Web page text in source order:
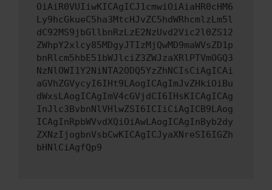
OiAiR0VUIiwKICAgICJ1cmwiOiAiaHR0cHM6
Ly9hcGkueC5ha3MtcHJvZC5hdWRhcmlzLm5l
dC92MS9jbGllbnRzLzE2NzUvd2Vic2l0ZS12
ZWhpY2xlcy85MDgyJTIzMjQwMD9maWVsZD1p
bnRlcm5hbE51bWJlciZ3ZWJzaXRlPTVmOGQ3
NzNlOWI1Y2NiNTA2ODQ5YzZhNCIsCiAgICAi
aGVhZGVycyI6IHt9LAogICAgImJvZHkiOiBu
dWxsLAogICAgImV4cGVjdCI6IHsKICAgICAg
InJlc3BvbnNlVHlwZSI6ICIiCiAgICB9LAog
ICAgInRpbWVvdXQiOiAwLAogICAgInByb2dy
ZXNzIjogbnVsbCwKICAgICJyaXNreSI6IGZh
bHNlCiAgfQp9